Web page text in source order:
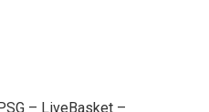
– LiveBasket –